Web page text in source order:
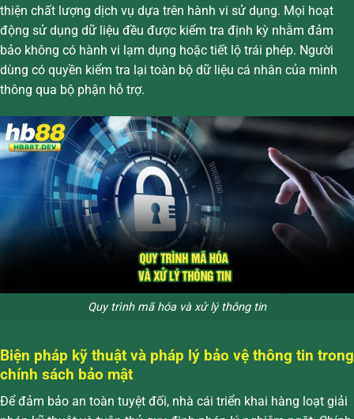
thiện chất lượng dịch vụ dựa trên hành vi sử dụng. Mọi hoạt
động sử dụng dữ liệu đều được kiểm tra định kỳ nhằm đảm
bảo không có hành vi lạm dụng hoặc tiết lộ trái phép. Người
dùng có quyền kiểm tra lại toàn bộ dữ liệu cá nhân của mình
thông qua bộ phận hỗ trợ.
Quy trình mã hóa và xử lý thông tin
Biện pháp kỹ thuật và pháp lý bảo vệ thông tin trong
chính sách bảo mật
Để đảm bảo an toàn tuyệt đối, nhà cái triển khai hàng loạt giải